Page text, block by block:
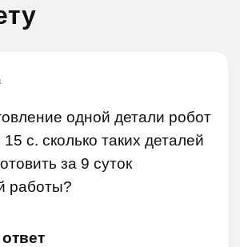
одной детали робот
с. сколько таких деталей
за 9 суток
работы?